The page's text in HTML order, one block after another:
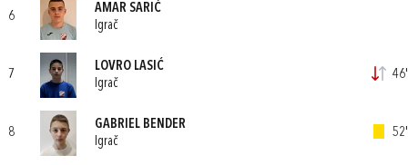
6
AMAR SARIĆ
Igrač
7
LOVRO LASIĆ
Igrač
46'
8
GABRIEL BENDER
Igrač
52'